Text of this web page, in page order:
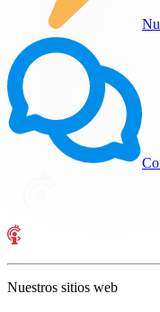
Nuestros sitios web